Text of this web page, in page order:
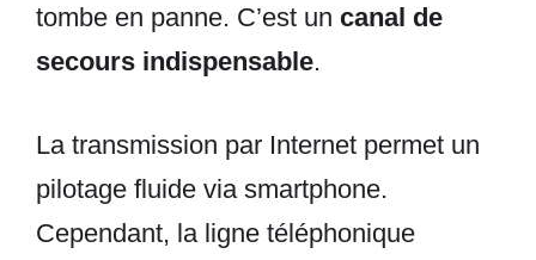
tombe en panne. C’est un canal de
secours indispensable.
La transmission par Internet permet un
pilotage fluide via smartphone.
Cependant, la ligne téléphonique